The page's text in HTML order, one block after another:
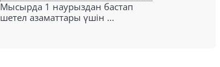
Мысырда 1 наурыздан бастап
шетел азаматтары үшін ...